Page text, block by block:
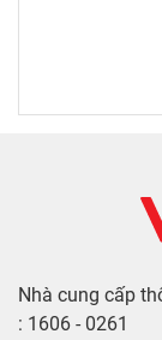
Nhà cung cấp
: 1606 - 0261